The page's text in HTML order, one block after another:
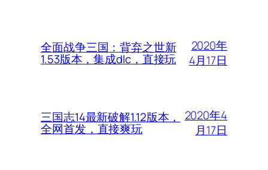
全面战争三国：背弃之世新
1.53版本，集成dlc，直接玩
2020年
4月17日
三国志14最新破解1.12版本，
全网首发，直接爽玩
2020年4
月17日